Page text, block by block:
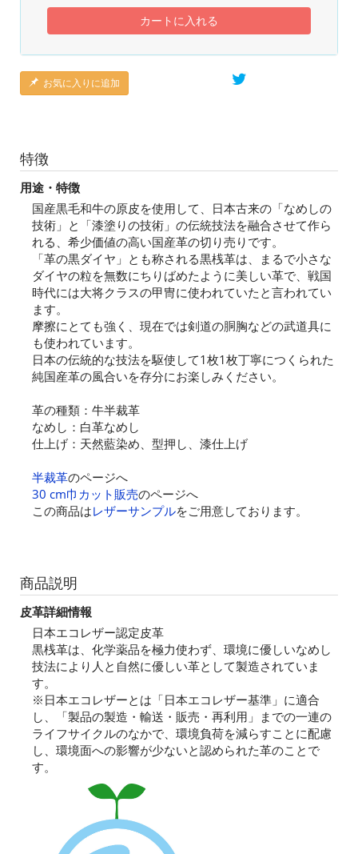
カートに入れる
お気に入りに追加
特徴
用途・特徴
国産黒毛和牛の原皮を使用して、日本古来の「なめしの
技術」と「漆塗りの技術」の伝統技法を融合させて作ら
れる、希少価値の高い国産革の切り売りです。
「革の黒ダイヤ」とも称される黒桟革は、まるで小さな
ダイヤの粒を無数にちりばめたように美しい革で、戦国
時代には大将クラスの甲冑に使われていたと言われてい
ます。
摩擦にとても強く、現在では剣道の胴胸などの武道具に
も使われています。
日本の伝統的な技法を駆使して1枚1枚丁寧につくられた
純国産革の風合いを存分にお楽しみください。
革の種類：牛半裁革
なめし：白革なめし
仕上げ：天然藍染め、型押し、漆仕上げ
半裁革のページへ
30 cm巾カット販売のページへ
この商品はレザーサンプルをご用意しております。
商品説明
皮革詳細情報
日本エコレザー認定皮革
黒桟革は、化学薬品を極力使わず、環境に優しいなめし
技法により人と自然に優しい革として製造されていま
す。
※日本エコレザーとは「日本エコレザー基準」に適合
し、「製品の製造・輸送・販売・再利用」までの一連の
ライフサイクルのなかで、環境負荷を減らすことに配慮
し、環境面への影響が少ないと認められた革のことで
す。